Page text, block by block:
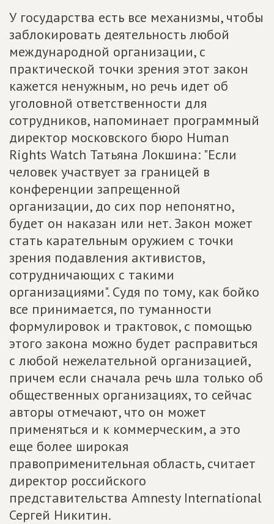
У государства есть все механизмы, чтобы
заблокировать деятельность любой
международной организации, с
практической точки зрения этот закон
кажется ненужным, но речь идет об
уголовной ответственности для
сотрудников, напоминает программный
директор московского бюро Human
Rights Watch Татьяна Локшина: "Если
человек участвует за границей в
конференции запрещенной
организации, до сих пор непонятно,
будет он наказан или нет. Закон может
стать карательным оружием с точки
зрения подавления активистов,
сотрудничающих с такими
организациями". Судя по тому, как бойко
все принимается, по туманности
формулировок и трактовок, с помощью
этого закона можно будет расправиться
с любой нежелательной организацией,
причем если сначала речь шла только об
общественных организациях, то сейчас
авторы отмечают, что он может
применяться и к коммерческим, а это
еще более широкая
правоприменительная область, считает
директор российского
представительства Amnesty International
Сергей Никитин.